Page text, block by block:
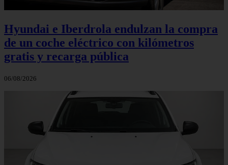
Hyundai e Iberdrola endulzan la compra
de un coche eléctrico con kilómetros
gratis y recarga pública
06/08/2026